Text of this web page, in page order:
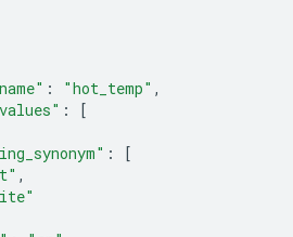
: "hot_temp" ,
:
[
:
[
,